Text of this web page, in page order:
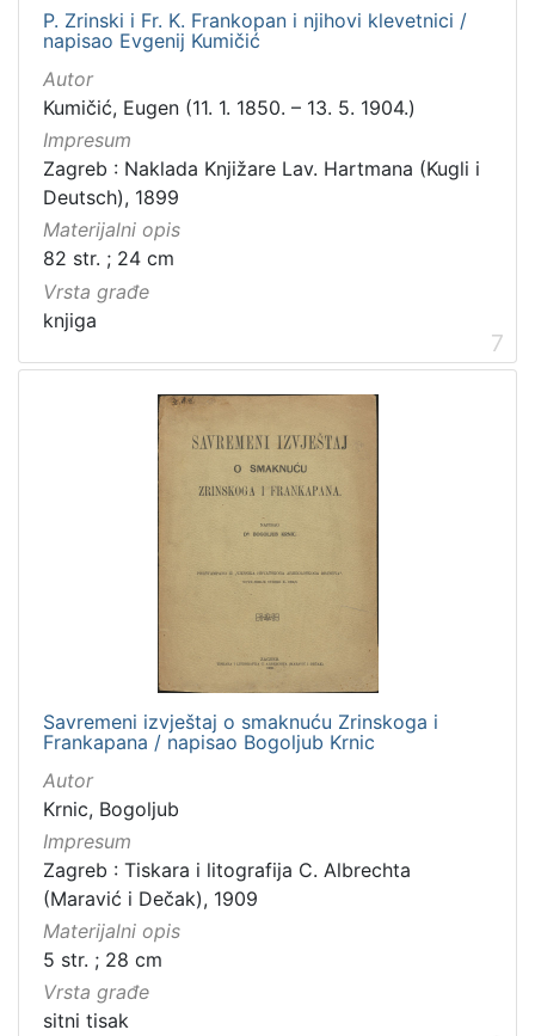
P. Zrinski i Fr. K. Frankopan i njihovi klevetnici /
napisao Evgenij Kumičić
Autor
Kumičić, Eugen (11. 1. 1850. – 13. 5. 1904.)
Impresum
Zagreb : Naklada Knjižare Lav. Hartmana (Kugli i
Deutsch), 1899
Materijalni opis
82 str. ; 24 cm
Vrsta građe
knjiga
7
Savremeni izvještaj o smaknuću Zrinskoga i
Frankapana / napisao Bogoljub Krnic
Autor
Krnic, Bogoljub
Impresum
Zagreb : Tiskara i litografija C. Albrechta
(Maravić i Dečak), 1909
Materijalni opis
5 str. ; 28 cm
Vrsta građe
sitni tisak